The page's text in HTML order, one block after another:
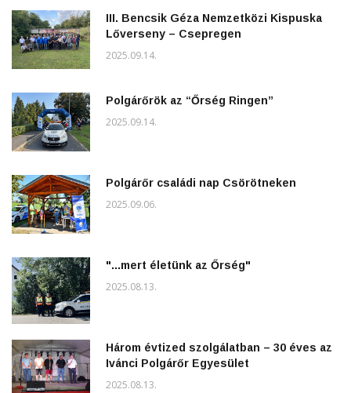
III. Bencsik Géza Nemzetközi Kispuska
Lőverseny – Csepregen
2025.09.14.
Polgárőrök az “Őrség Ringen”
2025.09.14.
Polgárőr családi nap Csörötneken
2025.09.06.
"...mert életünk az Őrség"
2025.08.13.
Három évtized szolgálatban – 30 éves az
Ivánci Polgárőr Egyesület
2025.08.13.